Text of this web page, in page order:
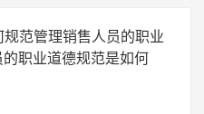
规范管理销售人员的职业
职业道德规范是如何